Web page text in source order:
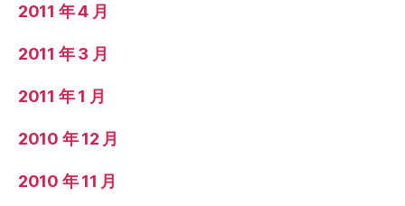
2011 年 4 月
2011 年 3 月
2011 年 1 月
2010 年 12 月
2010 年 11 月